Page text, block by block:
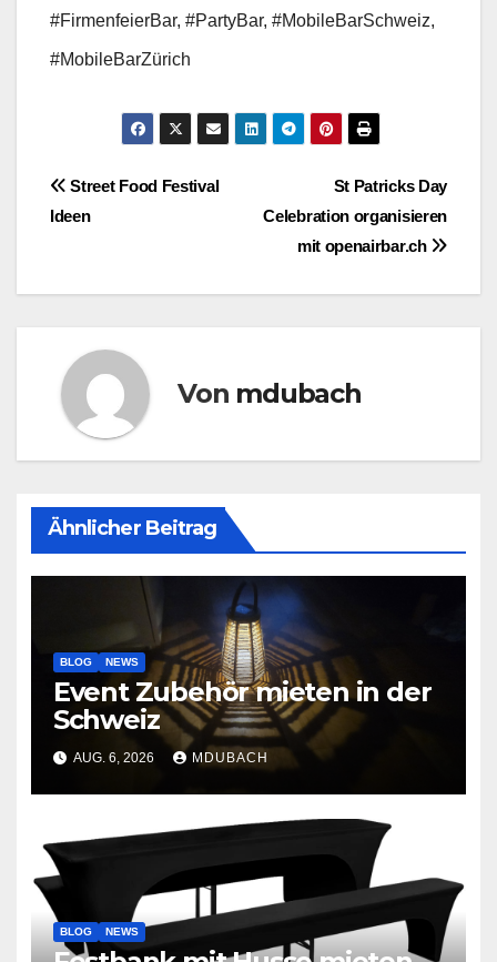
#FirmenfeierBar, #PartyBar, #MobileBarSchweiz,
#MobileBarZürich
BeitragsnavigationSt Patricks Day
Celebration organisieren
mit openairbar.ch
Street Food Festival
Ideen
Von mdubach
Ähnlicher Beitrag
BLOG NEWS
Event Zubehör mieten in der
Schweiz
AUG. 6, 2026 MDUBACH
BLOG NEWS